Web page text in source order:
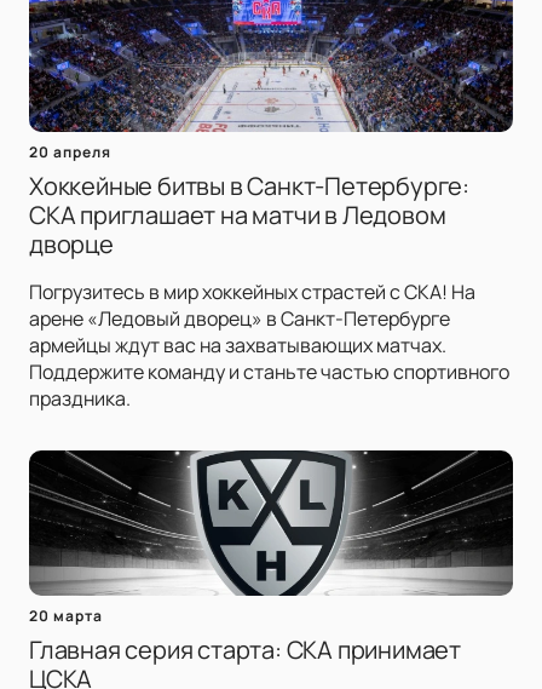
20 апреля
Хоккейные битвы в Санкт-Петербурге:
СКА приглашает на матчи в Ледовом
дворце
Погрузитесь в мир хоккейных страстей с СКА! На
арене «Ледовый дворец» в Санкт-Петербурге
армейцы ждут вас на захватывающих матчах.
Поддержите команду и станьте частью спортивного
праздника.
20 марта
Главная серия старта: СКА принимает
ЦСКА